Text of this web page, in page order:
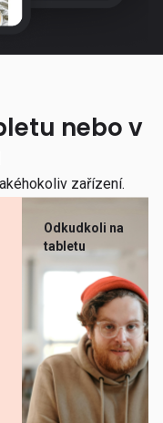
nebo v
zařízení.
Odkudkoli na
tabletu